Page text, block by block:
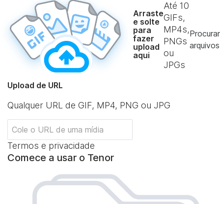
Arraste
e solte
para
fazer
upload
aqui
Até 10
GIFs,
MP4s,
PNGs
ou
JPGs
Procurar
arquivos
Upload de URL
Qualquer URL de GIF, MP4, PNG ou JPG
Termos e privacidade
Comece a usar o Tenor